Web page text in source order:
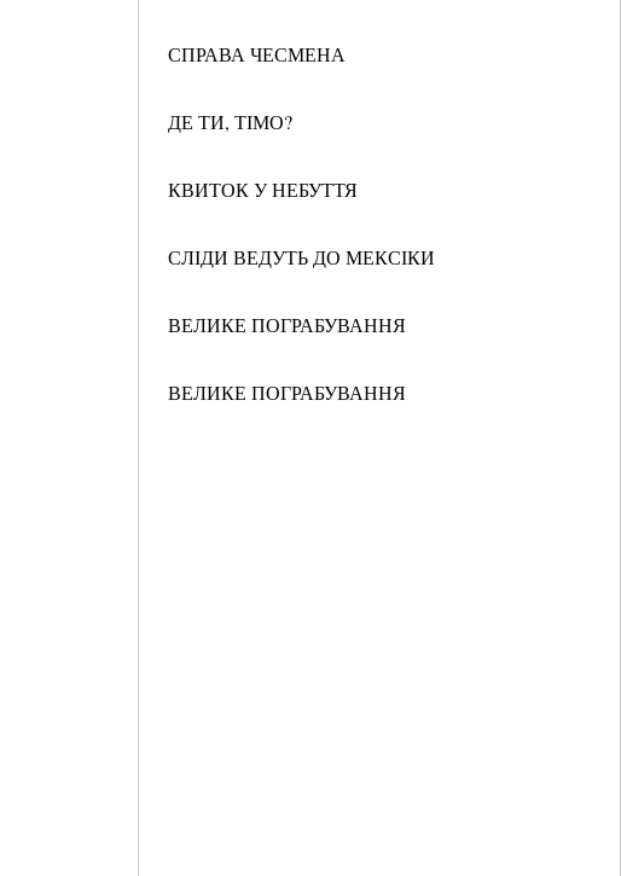
СПРАВА ЧЕСМЕНА
ДЕ ТИ, ТІМО?
КВИТОК У НЕБУТТЯ
СЛІДИ ВЕДУТЬ ДО МЕКСІКИ
ВЕЛИКЕ ПОГРАБУВАННЯ
ВЕЛИКЕ ПОГРАБУВАННЯ